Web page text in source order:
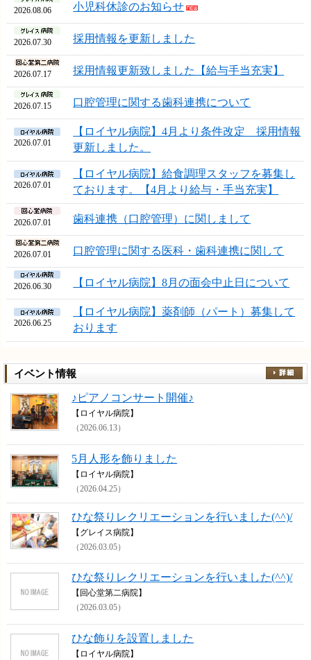
2026.08.06 小児科休診のお知らせ
2026.07.30 採用情報を更新しました
2026.07.17 採用情報更新致しました【給与手当充実】
2026.07.15 口腔管理に関する歯科連携について
2026.07.01
【ロイヤル病院】4月より条件改定 採用情報
更新しました。
2026.07.01
【ロイヤル病院】給食調理スタッフを募集し
ております。【4月より給与・手当充実】
2026.07.01 歯科連携（口腔管理）に関しまして
2026.07.01 口腔管理に関する医科・歯科連携に関して
2026.06.30 【ロイヤル病院】8月の面会中止日について
2026.06.25
【ロイヤル病院】薬剤師（パート）募集して
おります
イベント情報
♪ピアノコンサート開催♪
【ロイヤル病院】
（2026.06.13）
5月人形を飾りました
【ロイヤル病院】
（2026.04.25）
ひな祭りレクリエーションを行いました(^^)/
【グレイス病院】
（2026.03.05）
ひな祭りレクリエーションを行いました(^^)/
【回心堂第二病院】
（2026.03.05）
ひな飾りを設置しました
【ロイヤル病院】